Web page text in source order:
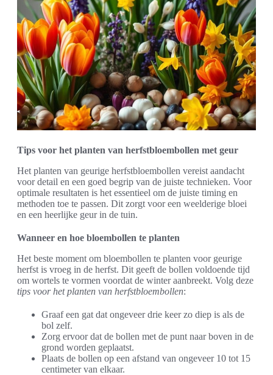
Tips voor het planten van herfstbloembollen met geur
Het planten van geurige herfstbloembollen vereist aandacht
voor detail en een goed begrip van de juiste technieken. Voor
optimale resultaten is het essentieel om de juiste timing en
methoden toe te passen. Dit zorgt voor een weelderige bloei
en een heerlijke geur in de tuin.
Wanneer en hoe bloembollen te planten
Het beste moment om bloembollen te planten voor geurige
herfst is vroeg in de herfst. Dit geeft de bollen voldoende tijd
om wortels te vormen voordat de winter aanbreekt. Volg deze
tips voor het planten van herfstbloembollen:
Graaf een gat dat ongeveer drie keer zo diep is als de
bol zelf.
Zorg ervoor dat de bollen met de punt naar boven in de
grond worden geplaatst.
Plaats de bollen op een afstand van ongeveer 10 tot 15
centimeter van elkaar.